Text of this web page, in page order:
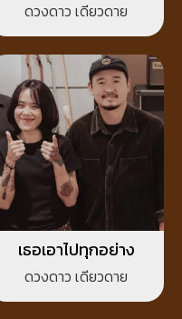
ดวงดาว เดียวดาย
เธอเอาไปทุกอย่าง
ดวงดาว เดียวดาย